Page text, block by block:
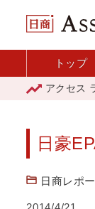
トップ
アクセス
「青森
日豪
日商レポ